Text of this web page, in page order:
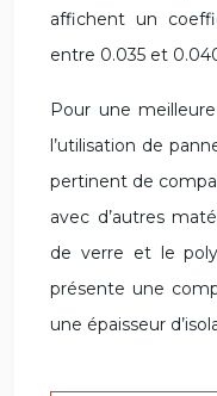
affichent un
entre 0.035 et
Pour une
l’utilisation de
pertinent de
avec d’autres
de verre et le
présente une
une épaisseur